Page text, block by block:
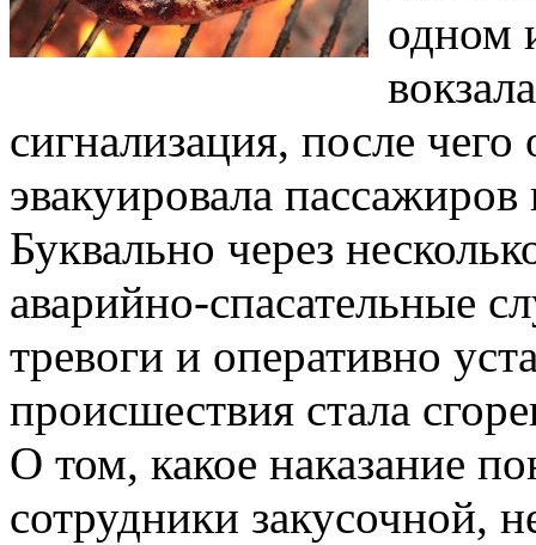
одном
сигнализация, после
эвакуировала
Буквально через
аварийно-спасательные
тревоги и оперативно
происшествия стала
О том, какое наказание
сотрудники закусочной,